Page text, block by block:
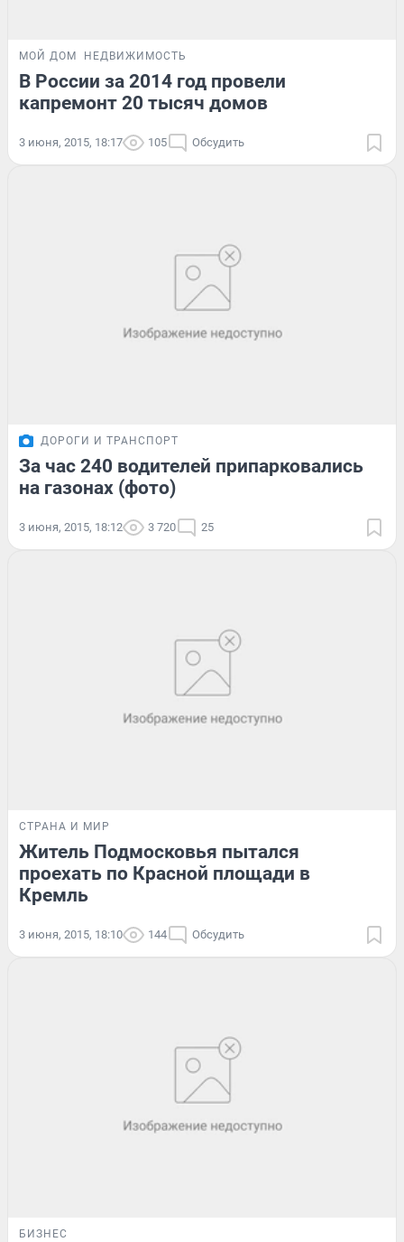
МОЙ ДОМ НЕДВИЖИМОСТЬ
В России за 2014 год провели
капремонт 20 тысяч домов
3 июня, 2015, 18:17 105 Обсудить
ДОРОГИ И ТРАНСПОРТ
За час 240 водителей припарковались
на газонах (фото)
3 июня, 2015, 18:12 3 720 25
СТРАНА И МИР
Житель Подмосковья пытался
проехать по Красной площади в
Кремль
3 июня, 2015, 18:10 144 Обсудить
БИЗНЕС